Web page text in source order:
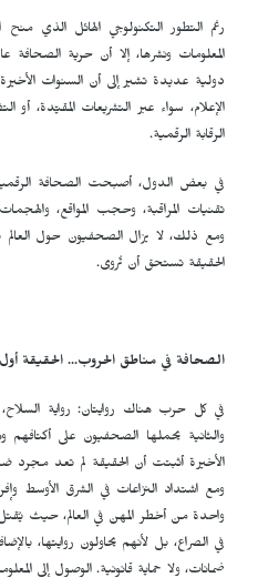
رغم التطور التكنولوجي الهائل الذي
المعلومات ونشرها، إلا أن حرية الصحافة
دولية عديدة تشير إلى أن السنوات
الإعلام، سواء عبر التشريعات المقيّدة، أو
الرقابة الرقمية.
في بعض الدول، أصبحت الصحافة
تقنيات المراقبة، وحجب المواقع،
ومع ذلك، لا يزال الصحفيون حول العالم
الحقيقة تستحق أن تُروى.
الصحافة في مناطق الحروب... الحقيقة
في كل حرب هناك روايتان: رواية السلاح،
والثانية يحملها الصحفيون على
الأخيرة أثبتت أن الحقيقة لم تعد
ومع اشتداد النزاعات في الشرق الأوسط
واحدة من أخطر المهن في العالم، حيث
في الصراع، بل لأنهم يحاولون روايتها،
ضمانات، ولا حماية قانونية. الوصول إلى